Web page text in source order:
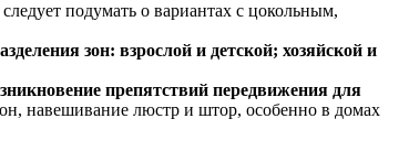
подумать о вариантах с цокольным,
зон: взрослой и детской; хозяйской и
препятствий передвижения для
навешивание люстр и штор, особенно в домах